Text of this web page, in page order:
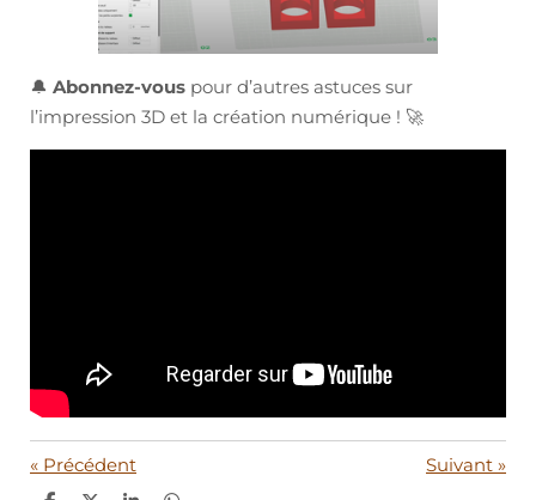
🔔 Abonnez-vous pour d’autres astuces sur
l’impression 3D et la création numérique ! 🚀
« Précédent Suivant »